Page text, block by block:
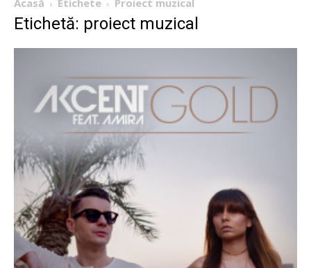
Acasă Etichete Proiect muzical
Etichetă: proiect muzical